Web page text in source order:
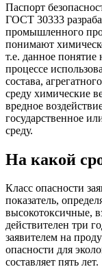
Паспорт
ГОСТ 30333
промышленного
понимают
т.е. данное понятие
процессе
состава,
среду химические
вредное
государственное
среду.
На какой
Класс опасности
показатель,
высокотоксичные,
действителен три
заявителем на
опасности для
составляет пять лет.